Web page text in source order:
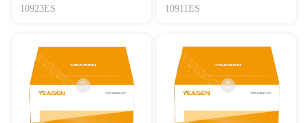
10923ES
试剂盒
10911ES